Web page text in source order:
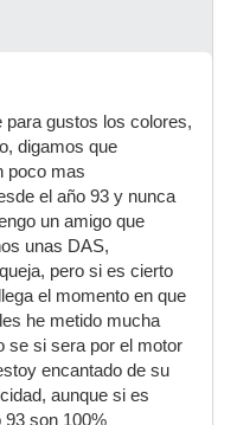
para gustos los colores,
digamos que
poco mas
el año 93 y nunca
un amigo que
unas DAS,
pero si es cierto
el momento en que
he metido mucha
se si sera por el motor
encantado de su
aunque si es
93 son 100%